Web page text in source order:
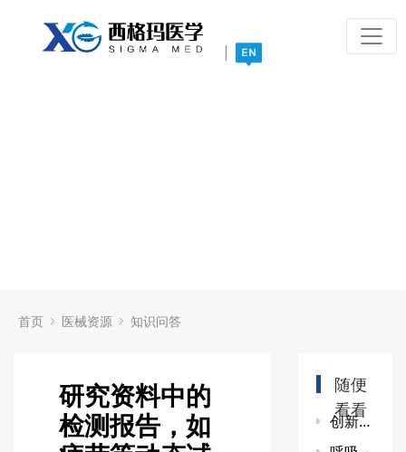
|
首页 医械资源 知识问答
研究资料中的
检测报告，如
随便
看看
创新医疗器械临床试设计案例-冠脉血流储备分数计算软件